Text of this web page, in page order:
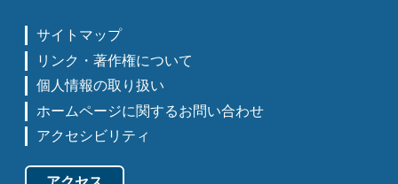
サイトマップ
リンク・著作権について
個人情報の取り扱い
ホームページに関するお問い合わせ
アクセシビリティ